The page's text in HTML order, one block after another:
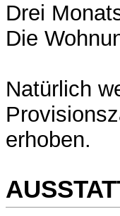
Drei
Die
Natürlich
erhoben.